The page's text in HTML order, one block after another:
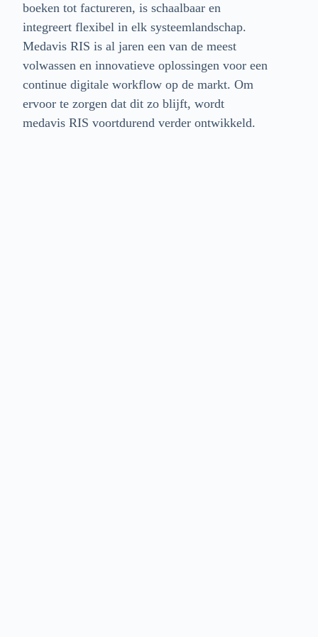
boeken tot factureren, is schaalbaar en
integreert flexibel in elk systeemlandschap.
Medavis RIS is al jaren een van de meest
volwassen en innovatieve oplossingen voor een
continue digitale workflow op de markt. Om
ervoor te zorgen dat dit zo blijft, wordt
medavis RIS voortdurend verder ontwikkeld.